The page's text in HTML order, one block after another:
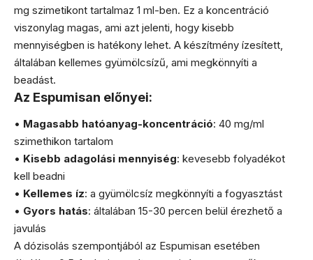
mg szimetikont tartalmaz 1 ml-ben. Ez a koncentráció
viszonylag magas, ami azt jelenti, hogy kisebb
mennyiségben is hatékony lehet. A készítmény ízesített,
általában kellemes gyümölcsízű, ami megkönnyíti a
beadást.
Az Espumisan előnyei:
• Magasabb hatóanyag-koncentráció: 40 mg/ml
szimethikon tartalom
• Kisebb adagolási mennyiség: kevesebb folyadékot
kell beadni
• Kellemes íz: a gyümölcsíz megkönnyíti a fogyasztást
• Gyors hatás: általában 15-30 percen belül érezhető a
javulás
A dózisolás szempontjából az Espumisan esetében